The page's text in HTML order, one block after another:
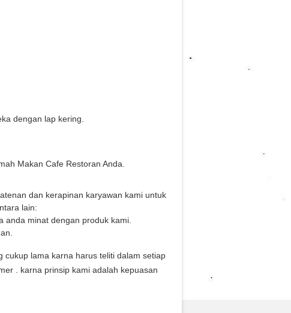
dengan lap kering.
Makan Cafe Restoran Anda.
dan kerapinan karyawan kami untuk
lain:
anda minat dengan produk kami.
lama karna harus teliti dalam setiap
. karna prinsip kami adalah kepuasan